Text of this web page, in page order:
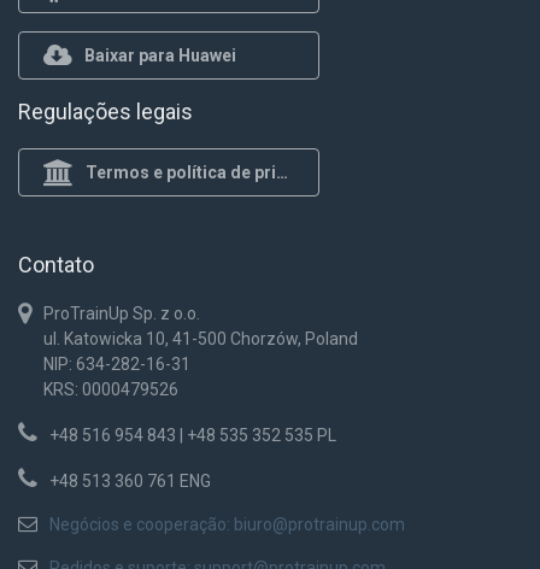
Baixar para Huawei
Regulações legais
Termos e política de privacidade
Contato
ProTrainUp Sp. z o.o.
ul. Katowicka 10, 41-500 Chorzów, Poland
NIP: 634-282-16-31
KRS: 0000479526
+48 516 954 843 | +48 535 352 535 PL
+48 513 360 761 ENG
Negócios e cooperação: biuro@protrainup.com